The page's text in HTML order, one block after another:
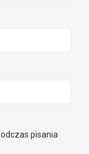
pisania